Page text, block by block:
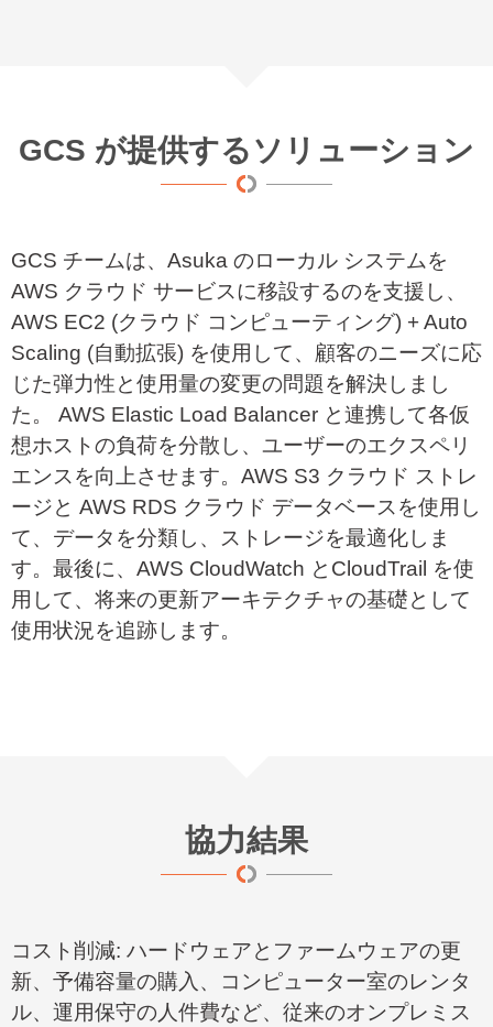
GCS が提供するソリューション
GCS チームは、 Asuka のローカル システムを
AWS クラウド サービスに移設するのを支援し、
AWS EC2 (クラウド コンピューティング) + Auto
Scaling (自動拡張) を使用して、顧客のニーズに応
じた弾力性と使用量の変更の問題を解決しまし
た。
AWS Elastic Load Balancer と連携して各仮
想ホストの負荷を分散し、ユーザーのエクスペリ
エンスを向上させます。 AWS S3 クラウド ストレ
ージと AWS RDS クラウド データベースを使用し
て、データを分類し、ストレージを最適化しま
す。最後に、 AWS CloudWatch と CloudTrail を使
用して、将来の更新アーキテクチャの基礎として
使用状況を追跡します。
協力結果
コスト削減: ハードウェアとファームウェアの更
新、予備容量の購入、コンピューター室のレンタ
ル、運用保守の人件費など、従来のオンプレミス